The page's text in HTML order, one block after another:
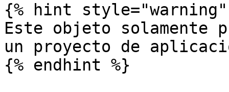
{% hint style="warning"
Este objeto solamente
un proyecto de
{% endhint %}